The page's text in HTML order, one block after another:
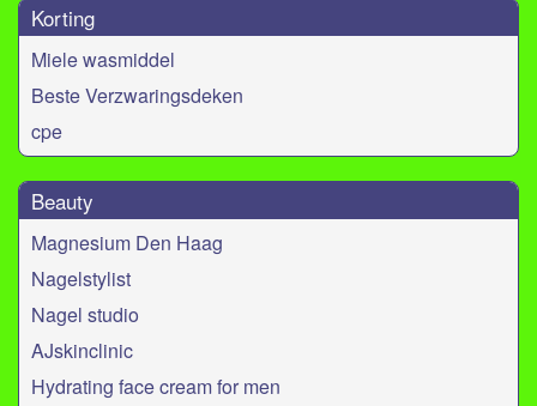
Korting
Miele wasmiddel
Beste Verzwaringsdeken
cpe
Beauty
Magnesium Den Haag
Nagelstylist
Nagel studio
AJskinclinic
Hydrating face cream for men